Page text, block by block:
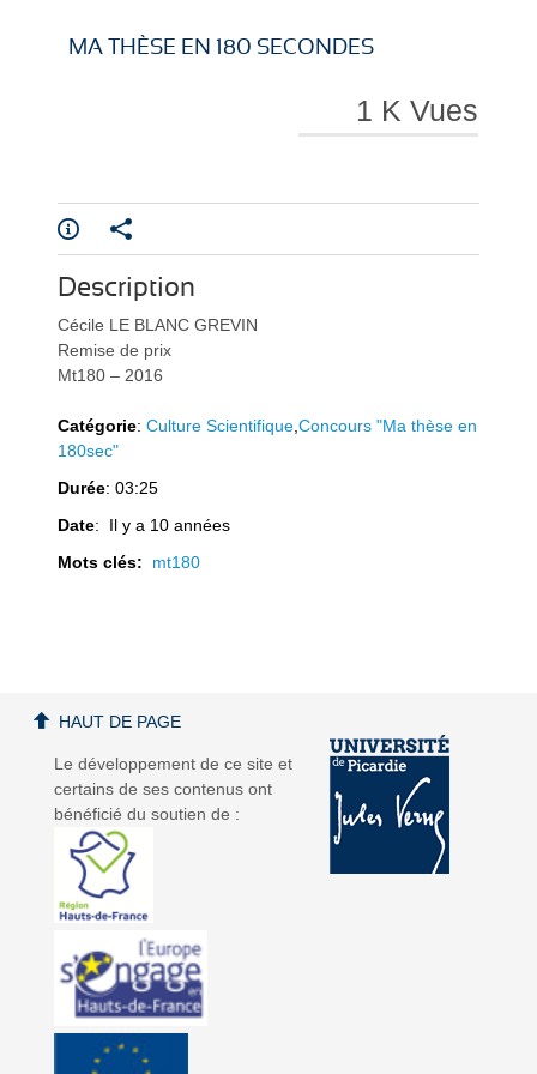
i
r
v
i
r
v
MA THÈSE EN 180 SECONDES
1 K Vues
Description
Cécile LE BLANC GREVIN
Remise de prix
Mt180 – 2016
Catégorie:Culture Scientifique ,Concours "Ma thèse en
180sec"
Durée: 03:25
Date: Il y a 10 années
Mots clés: mt180
Le développement de ce site et
certains de ses contenus ont
bénéficié du soutien de :
HAUT DE PAGE